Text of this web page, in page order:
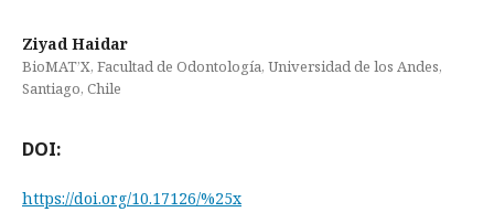
Ziyad Haidar
BioMAT’X, Facultad de Odontología, Universidad de los Andes,
Santiago, Chile
DOI:
https://doi.org/10.17126/%25x